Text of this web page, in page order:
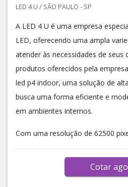
LED 4 U / SÃO PAULO - SP
A LED 4 U é uma empresa
LED, oferecendo uma ampla
atender às necessidades de seus
produtos oferecidos pela
led p4 indoor, uma solução de
busca uma forma eficiente e
em ambientes internos.
Com uma resolução de 62500
Cotar